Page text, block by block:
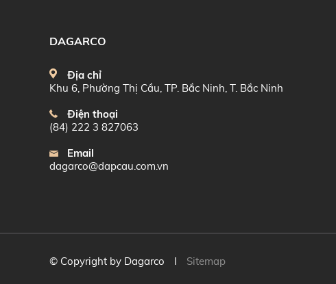
DAGARCO
Địa chỉ
Khu 6, Phường Thị Cầu, TP. Bắc Ninh, T. Bắc Ninh
Điện thoại
(84) 222 3 827063
Email
dagarco@dapcau.com.vn
© Copyright by Dagarco I Sitemap